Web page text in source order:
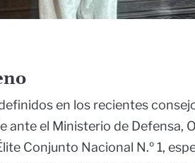
en los recientes
ante el Ministerio de Defensa,
Conjunto Nacional N.º 1,